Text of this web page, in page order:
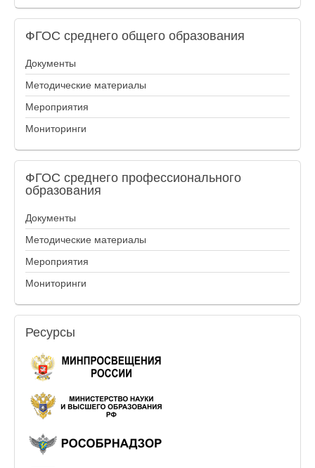
ФГОС среднего общего образования
Документы
Методические материалы
Мероприятия
Мониторинги
ФГОС среднего профессионального
образования
Документы
Методические материалы
Мероприятия
Мониторинги
Ресурсы